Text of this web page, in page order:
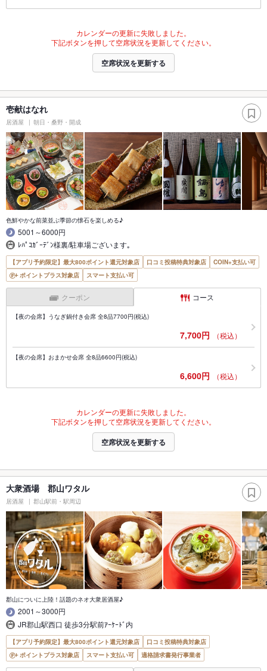
カレンダーの更新に失敗しました。
下記ボタンを押して空席状況を更新してください。
空席状況を更新する
壱献はなれ
居酒屋 朝日・桑野・開成
色鮮やかな前菜並ぶ季節の懐石を楽しめる♪
5001～6000円
ﾚﾊﾟｺｶﾞｰﾃﾞﾝ様裏/駐車場ございます｡
【アプリ予約限定】最大800ポイント還元対象店 口コミ投稿特典対象店
COIN+支払い可
ポイントプラス対象店
スマート支払い可
クーポン コース
【夜の会席】うなぎ鍋付き会席 全8品7700円(税込)
7,700円 （税込）
【夜の会席】おまかせ会席 全8品6600円(税込)
6,600円 （税込）
カレンダーの更新に失敗しました。
下記ボタンを押して空席状況を更新してください。
空席状況を更新する
大衆酒場 郡山ワタル
居酒屋 郡山駅前・駅周辺
郡山についに上陸！話題のネオ大衆居酒屋♪
2001～3000円
JR郡山駅西口 徒歩3分駅前ｱｰｹｰﾄﾞ内
【アプリ予約限定】最大800ポイント還元対象店
口コミ投稿特典対象店
ポイントプラス対象店
スマート支払い可 適格請求書発行事業者